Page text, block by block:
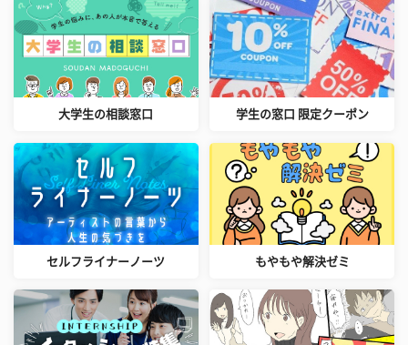
大学生の相談窓口 学生の窓口 限定クーポン
セルフライナーノーツ もやもや解決ゼミ